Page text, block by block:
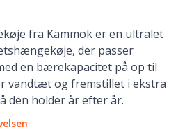
fra Kammok er en ultralet
der passer
en bærekapacitet på op til
vandtæt og fremstillet i ekstra
den holder år efter år.